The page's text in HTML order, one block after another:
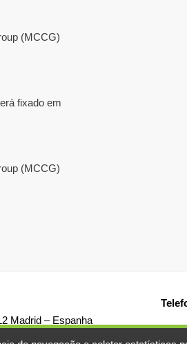
(MCCG)
fixado em
(MCCG)
Madrid – Espanha